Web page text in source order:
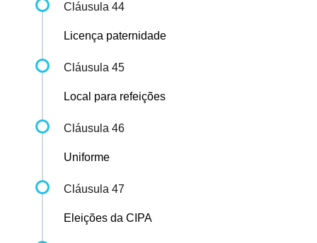
Cláusula 44
Licença paternidade
Cláusula 45
Local para refeições
Cláusula 46
Uniforme
Cláusula 47
Eleições da CIPA